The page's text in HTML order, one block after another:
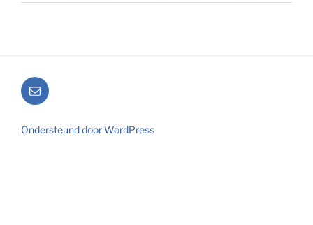
E-
mail
Ondersteund door WordPress